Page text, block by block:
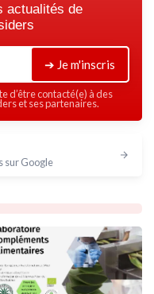
actualités de
➔ Je m'inscris
d’être contacté(e) à des
et ses partenaires.
sur Google